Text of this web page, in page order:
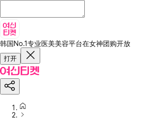
韩国No.1专业医美美容平台在女神团购开放
打开